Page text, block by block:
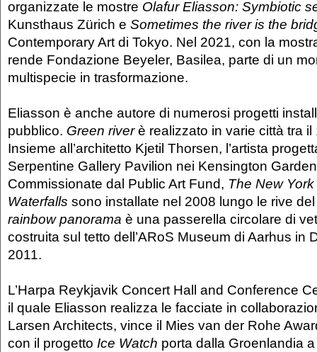
organizzate le mostre Olafur Eliasson: Symbiotic
Kunsthaus Zürich e Sometimes the river is the
Contemporary Art di Tokyo. Nel 2021, con la
rende Fondazione Beyeler, Basilea, parte di un
multispecie in trasformazione.
Eliasson è anche autore di numerosi progetti
pubblico. Green riverè realizzato in varie città tra
Insieme all’architetto Kjetil Thorsen, l’artista
Serpentine Gallery Pavilion nei Kensington
Commissionate dal Public Art Fund, The New
Waterfalls sono installate nel 2008 lungo le rive
rainbow panorama è una passerella circolare di
costruita sul tetto dell’ARoS Museum di Aarhus in
2011.
L’Harpa Reykjavik Concert Hall and Conference
il quale Eliasson realizza le facciate in
Larsen Architects, vince il Mies van der Rohe
con il progetto Ice Watch porta dalla Groenlandia